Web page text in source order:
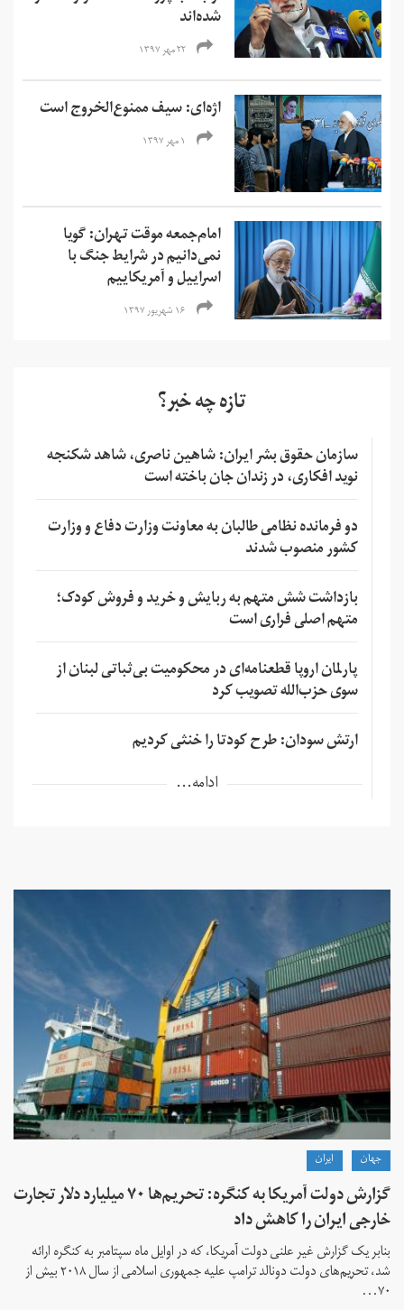
شده‌اند
۲۲ مهر ۱۳۹۷
اژه‌ای: سیف ممنوع‌الخروج است
۱ مهر ۱۳۹۷
امام‌جمعه موقت تهران: گویا
نمی‌دانیم در شرایط جنگ با
اسراییل و آمریکاییم
۱۶ شهریور ۱۳۹۷
تازه چه خبر؟
سازمان حقوق بشر ایران: شاهین ناصری، شاهد شکنجه
نوید افکاری، در زندان جان باخته است
دو فرمانده نظامی طالبان به معاونت وزارت دفاع و وزارت
کشور منصوب شدند
بازداشت شش متهم به ربایش و خرید و فروش کودک؛
متهم اصلی فراری است
پارلمان اروپا قطعنامه‌ای در محکومیت بی‌ثباتی لبنان از
سوی حزب‌الله تصویب کرد
ارتش سودان: طرح کودتا را خنثی کردیم
ادامه...
جهان ايران
گزارش دولت آمریکا به کنگره: تحریم‌ها ۷۰ میلیارد دلار تجارت
خارجی ایران را کاهش داد
بنابر یک گزارش غیر علنی دولت آمریکا، که در اوایل ماه سپتامبر به کنگره ارائه
شد، تحریم‌های دولت دونالد ترامپ علیه جمهوری اسلامی از سال ۲۰۱۸ بیش از
۷۰...